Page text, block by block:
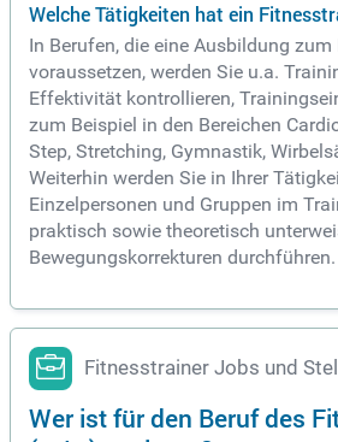
Welche Tätigkeiten hat ein
In Berufen, die eine Ausbildung
voraussetzen, werden Sie u.a.
Effektivität kontrollieren,
zum Beispiel in den Bereichen
Step, Stretching, Gymnastik,
Weiterhin werden Sie in Ihrer
Einzelpersonen und Gruppen im
praktisch sowie theoretisch
Bewegungskorrekturen durchführen.
Fitnesstrainer Jobs und
Wer ist für den Beruf des